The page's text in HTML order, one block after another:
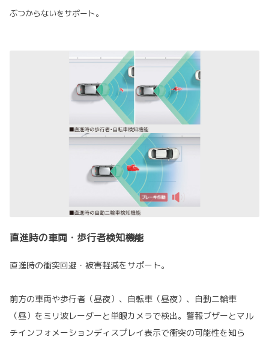
ぶつからないをサポート。
直進時の車両・歩行者検知機能
直進時の衝突回避・被害軽減をサポート。
前方の車両や歩行者（昼夜）、自転車（昼夜）、自動二輪車
（昼）をミリ波レーダーと単眼カメラで検出。警報ブザーとマル
チインフォメーションディスプレイ表示で衝突の可能性を知ら